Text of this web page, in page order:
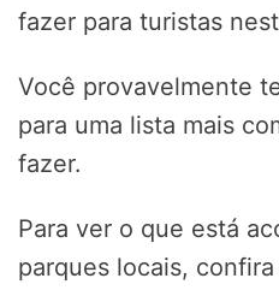
fazer para turistas
Você provavelmente
para uma lista mais
fazer.
Para ver o que está
parques locais,